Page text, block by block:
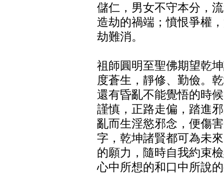
儲仁，男女不守本分，
造劫的禍端；憤恨爭權
劫難消。
祖師圓明至聖佛期望乾
度蒼生，靜修、勤儉。
還有昏亂不能覺悟的時
謹慎，正路走偏，踏進
亂而生淫慾邪念，便傷
字，乾坤諸賢都可為未
的願力，隨時自我約束
心中所想的和口中所說